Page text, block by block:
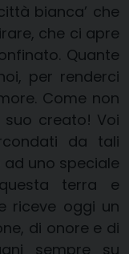
bianca’ che
che ci apre
Quante
per renderci
Come non
suo creato! Voi
da tali
uno speciale
terra e
riceve oggi un
di onore e di
sempre su